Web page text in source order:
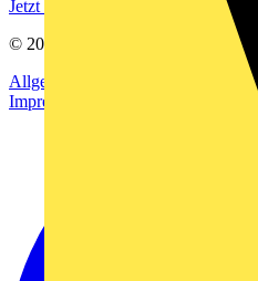
Jetzt registrieren
© 2002-
Allgemeine Geschäftsbedingungen
Impressum